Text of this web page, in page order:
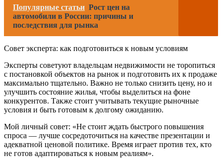
Популярные статьи Рост цен на
автомобили в России: причины и
последствия для рынка
Совет эксперта: как подготовиться к новым условиям
Эксперты советуют владельцам недвижимости не торопиться
с постановкой объектов на рынок и подготовить их к продаже
максимально тщательно. Важно не только снизить цену, но и
улучшить состояние жилья, чтобы выделиться на фоне
конкурентов. Также стоит учитывать текущие рыночные
условия и быть готовым к долгому ожиданию.
Мой личный совет: «Не стоит ждать быстрого повышения
спроса — лучше сосредоточиться на качестве презентации и
адекватной ценовой политике. Время играет против тех, кто
не готов адаптироваться к новым реалиям».